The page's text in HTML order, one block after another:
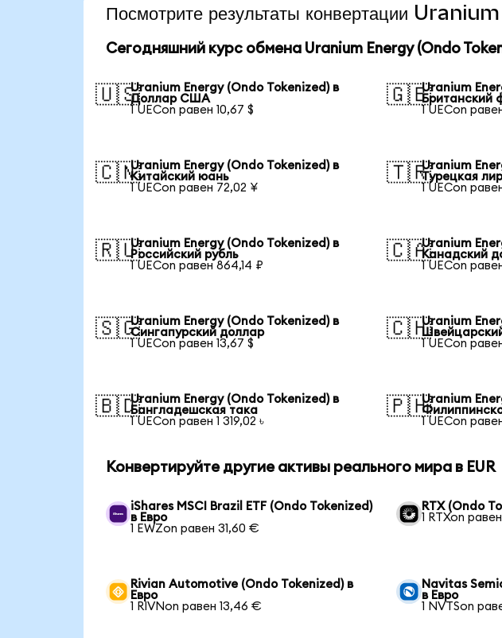
Посмотрите результаты конвертации
Сегодняшний курс обмена Uranium Energy (Ondo
🇺🇸Uranium Energy (Ondo Tokenized) в
Доллар США
1 UECon равен 10,67 $
🇬🇧Uranium
Британский
1 UECon
🇨🇳Uranium Energy (Ondo Tokenized) в
Китайский юань
1 UECon равен 72,02 ¥
🇹🇷Uranium
Турецкая
1 UECon
🇷🇺Uranium Energy (Ondo Tokenized) в
Российский рубль
1 UECon равен 864,14 ₽
🇨🇦Uranium
Канадский
1 UECon
🇸🇬Uranium Energy (Ondo Tokenized) в
Сингапурский доллар
1 UECon равен 13,67 $
🇨🇭Uranium
1 UECon
🇧🇩Uranium Energy (Ondo Tokenized) в
Бангладешская така
1 UECon равен 1 319,02 ৳
🇵🇭Uranium
1 UECon
Конвертируйте другие активы реального мира в EUR
iShares MSCI Brazil ETF (Ondo Tokenized)
в Евро
1 EWZon равен 31,60 €
RTX (Ondo
1 RTXon
Rivian Automotive (Ondo Tokenized) в
Евро
1 RIVNon равен 13,46 €
Navitas
в Евро
1 NVTSon